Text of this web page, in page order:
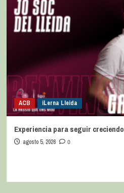
ACB iLerna Lleida
Experiencia para seguir creciendo
agosto 5, 2026 0